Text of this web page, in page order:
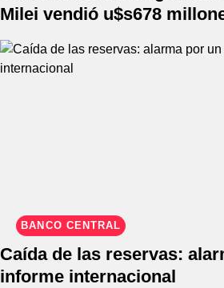
Milei vendió u$s678
BANCO CENTRAL
Caída de las reservas:
informe internacional